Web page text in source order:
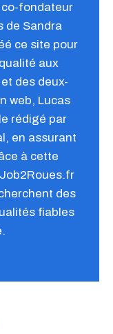
co-fondateur
de Sandra
ce site pour
aux
des deux-
web, Lucas
rédigé par
en assurant
à cette
des
fiables